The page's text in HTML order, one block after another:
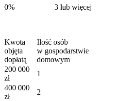
0%
3 lub więcej
Kwota
objęta
dopłatą
Ilość osób
w gospodarstwie
domowym
200 000
zł
1
400 000
zł
2